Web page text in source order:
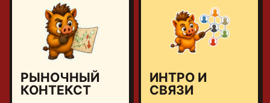
РЫНОЧНЫЙ
КОНТЕКСТ
ИНТРО И
СВЯЗИ